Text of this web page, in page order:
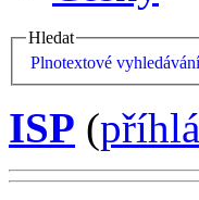
Hledat
Plnotextové vyhledávání
ISP (